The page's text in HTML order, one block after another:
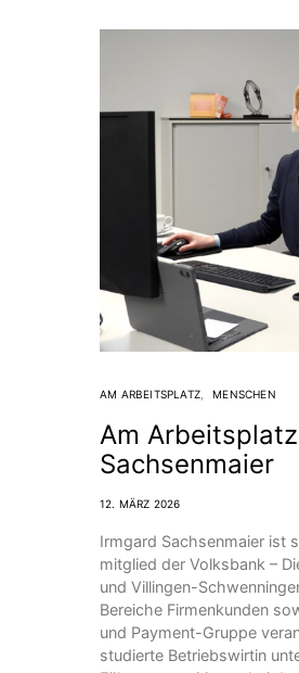
AM ARBEITSPLATZ MENSCHEN
Am
Sachsenmaier
12. MÄRZ 2026
Irmgard Sachsenmaier ist
mitglied der Volksbank –
und Villingen-
Bereiche Firmenkunden
und Payment-Gruppe
studierte Betriebswirtin